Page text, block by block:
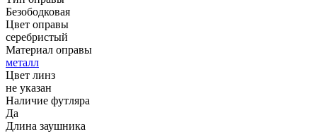
Безободковая
Цвет оправы
серебристый
Материал оправы
металл
Цвет линз
не указан
Наличие футляра
Да
Длина заушника